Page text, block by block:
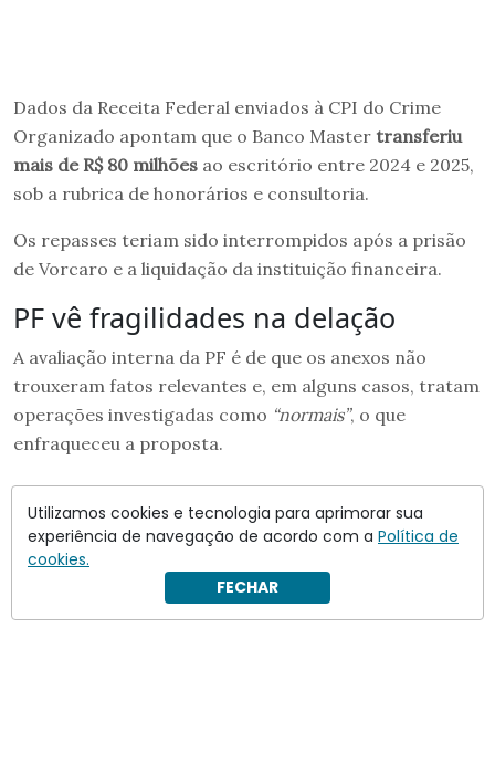
Dados da Receita Federal enviados à CPI do Crime
Organizado apontam que o Banco Master transferiu
mais de R$ 80 milhões ao escritório entre 2024 e 2025,
sob a rubrica de honorários e consultoria.
Os repasses teriam sido interrompidos após a prisão
de Vorcaro e a liquidação da instituição financeira.
PF vê fragilidades na delação
A avaliação interna da PF é de que os anexos não
trouxeram fatos relevantes e, em alguns casos, tratam
operações investigadas como “normais”, o que
enfraqueceu a proposta.
Utilizamos cookies e tecnologia para aprimorar sua
experiência de navegação de acordo com a Política de
cookies.
FECHAR